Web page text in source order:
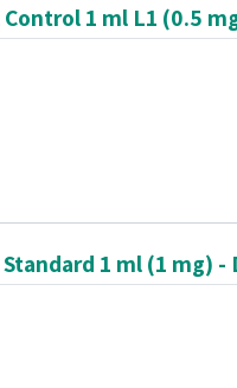
1 ml L1 (0.5
1 ml (1 mg) -